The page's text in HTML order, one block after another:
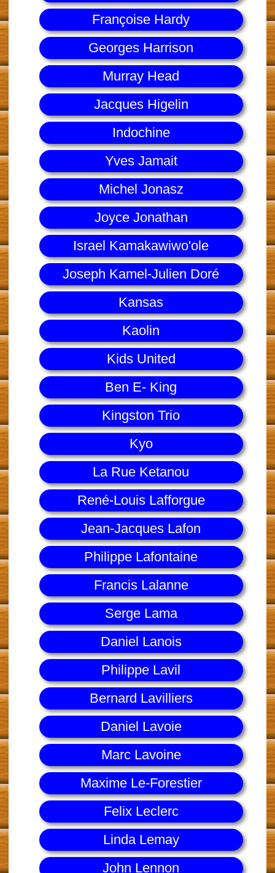
Françoise Hardy
Georges Harrison
Murray Head
Jacques Higelin
Indochine
Yves Jamait
Michel Jonasz
Joyce Jonathan
Israel Kamakawiwo'ole
Joseph Kamel-Julien Doré
Kansas
Kaolin
Kids United
Ben E- King
Kingston Trio
Kyo
La Rue Ketanou
René-Louis Lafforgue
Jean-Jacques Lafon
Philippe Lafontaine
Francis Lalanne
Serge Lama
Daniel Lanois
Philippe Lavil
Bernard Lavilliers
Daniel Lavoie
Marc Lavoine
Maxime Le-Forestier
Felix Leclerc
Linda Lemay
John Lennon